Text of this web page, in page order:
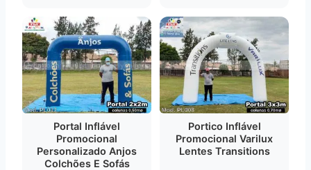
Portal Inflável
Promocional
Personalizado Anjos
Colchões E Sofás
Portico Inflável
Promocional Varilux
Lentes Transitions